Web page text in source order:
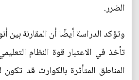
الضرر.
وتؤكد الدراسة أيضًا أن المقارنة بين
تأخذ في الاعتبار قوة النظام
المناطق المتأثرة بالكوارث قد تكون